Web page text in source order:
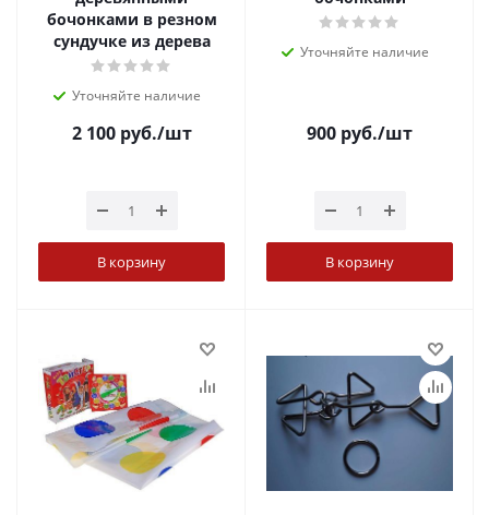
бочонками в резном
сундучке из дерева
Уточняйте наличие
2 100руб./шт
В корзину
Уточняйте наличие
900 руб./шт
В корзину